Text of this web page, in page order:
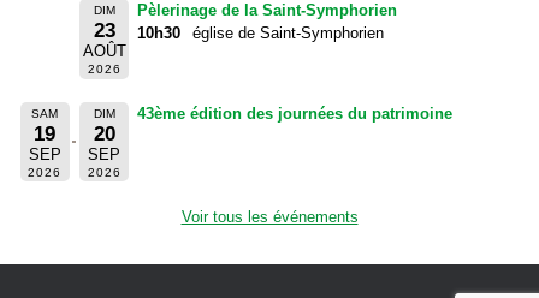
DIM
23
AOÛT
2026
Pèlerinage de la Saint-Symphorien
10h30
église de Saint-Symphorien
SAM
19
SEP
2026
DIM
20
SEP
2026
43ème édition des journées du patrimoine
Voir tous les événements